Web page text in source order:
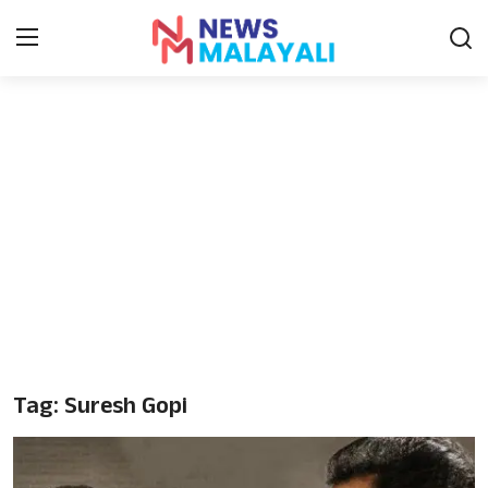
Sports
Food
Tag: Suresh Gopi